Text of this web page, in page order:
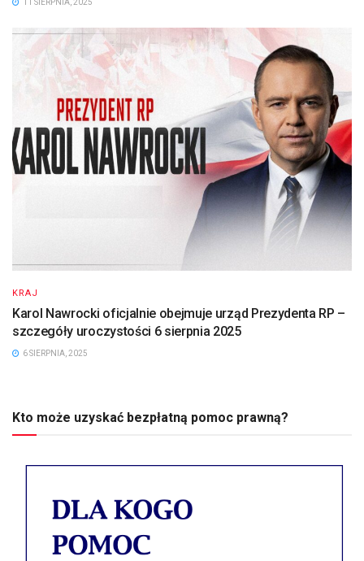
11 SIERPNIA, 2025
KRAJ
Karol Nawrocki oficjalnie obejmuje urząd Prezydenta RP –
szczegóły uroczystości 6 sierpnia 2025
6 SIERPNIA, 2025
Kto może uzyskać bezpłatną pomoc prawną?